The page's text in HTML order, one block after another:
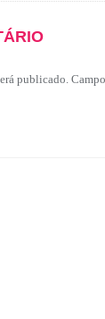
publicado.